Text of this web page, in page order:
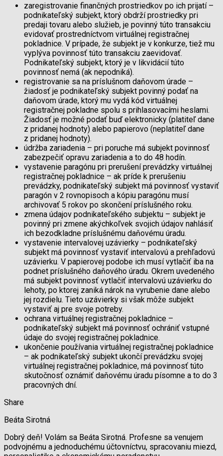
zaregistrovanie finančných prostriedkov po ich prijatí –
podnikateľský subjekt, ktorý obdrží prostriedky pri
predaji tovaru alebo služieb, je povinný túto transakciu
evidovať prostredníctvom virtuálnej registračnej
pokladnice. V prípade, že subjekt je v konkurze, tiež mu
vyplýva povinnosť túto transakciu zaevidovať.
Podnikateľský subjekt, ktorý je v likvidácií túto
povinnosť nemá (ak nepodniká).
registrovanie sa na príslušnom daňovom úrade –
žiadosť je podnikateľský subjekt povinný podať na
daňovom úrade, ktorý mu vydá kód virtuálnej
registračnej pokladne spolu s prihlasovacími heslami.
Žiadosť je možné podať buď elektronicky (platiteľ dane
z pridanej hodnoty) alebo papierovo (neplatiteľ dane
z pridanej hodnoty).
údržba zariadenia – pri poruche má subjekt povinnosť
zabezpečiť opravu zariadenia a to do 48 hodín.
vystavenie paragónu pri prerušení prevádzky virtuálnej
registračnej pokladnice – ak príde k prerušeniu
prevádzky, podnikateľský subjekt má povinnosť vystaviť
paragón v 2 rovnopisoch a kópiu paragónu musí
archivovať 5 rokov po skončení príslušného roku.
zmena údajov podnikateľského subjektu – subjekt je
povinný pri zmene akýchkoľvek svojich údajov nahlásiť
ich bezodkladne príslušnému daňovému úradu.
vystavenie intervalovej uzávierky – podnikateľský
subjekt má povinnosť vystaviť intervalovú a prehľadovú
uzávierku. V papierovej podobe ich musí vytlačiť iba na
podnet príslušného daňového úradu. Okrem uvedeného
má subjekt povinnosť vytlačiť intervalovú uzávierku do
lehoty, po ktorej zaniká nárok na vyrubenie dane alebo
jej rozdielu. Tieto uzávierky si však môže subjekt
vystaviť aj pre svoje potreby.
ochrana virtuálnej registračnej pokladnice –
podnikateľský subjekt má povinnosť ochrániť vstupné
údaje do svojej registračnej pokladnice.
ukončenie používania virtuálnej registračnej pokladnice
– ak podnikateľský subjekt ukončí prevádzku svojej
virtuálnej registračnej pokladnice, má povinnosť túto
skutočnosť oznámiť daňovému úradu písomne a to do 3
pracovných dní.
Share
Beáta Sirotná
Dobrý deň! Volám sa Beáta Sirotná. Profesne sa venujem
podvojnému a jednoduchému účtovníctvu, spracovaniu miezd,